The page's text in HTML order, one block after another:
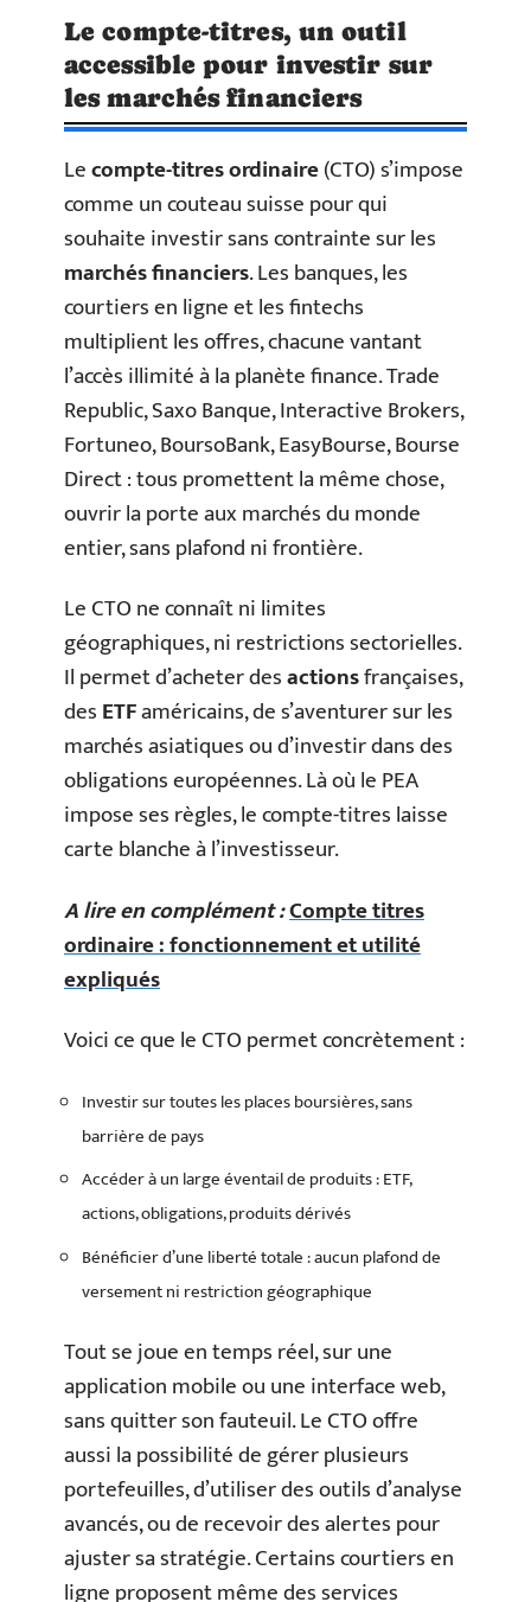
Le compte-titres, un outil
accessible pour investir sur
les marchés financiers
Lecompte-titres ordinaire(CTO) s’impose
comme un couteau suisse pour qui
souhaite investir sans contrainte sur les
marchés financiers. Les banques, les
courtiers en ligne et les fintechs
multiplient les offres, chacune vantant
l’accès illimité à la planète finance. Trade
Republic, Saxo Banque, Interactive Brokers,
Fortuneo, BoursoBank, EasyBourse, Bourse
Direct : tous promettent la même chose,
ouvrir la porte aux marchés du monde
entier, sans plafond ni frontière.
Le CTO ne connaît ni limites
géographiques, ni restrictions sectorielles.
Il permet d’acheter desactionsfrançaises,
desETFaméricains, de s’aventurer sur les
marchés asiatiques ou d’investir dans des
obligations européennes. Là où le PEA
impose ses règles, le compte-titres laisse
carte blanche à l’investisseur.
A lire en complément :Compte titres
ordinaire : fonctionnement et utilité
expliqués
Voici ce que le CTO permet concrètement :
Investir sur toutes les places boursières, sans
barrière de pays
Accéder à un large éventail de produits : ETF,
actions, obligations, produits dérivés
Bénéficier d’une liberté totale : aucun plafond de
versement ni restriction géographique
Tout se joue en temps réel, sur une
application mobile ou une interface web,
sans quitter son fauteuil. Le CTO offre
aussi la possibilité de gérer plusieurs
portefeuilles, d’utiliser des outils d’analyse
avancés, ou de recevoir des alertes pour
ajuster sa stratégie. Certains courtiers en
ligne proposent même des services